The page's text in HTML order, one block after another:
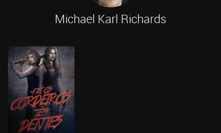
Michael Karl Richards